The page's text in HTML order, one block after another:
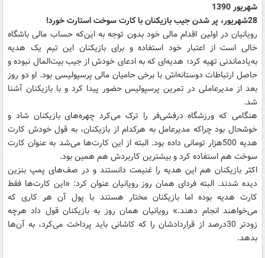
شهریور 1390
28شهریور، پر شدن جیب بازیکنان با کارت سوخت استارت خورد!
رویانیان در اولین اقدام مالی خود بدون توجه به این‌که حساب مالی باشگاه
خالی است از اعتبار خود استفاده و برای بازیکنان این تیم یک هدیه
به‌یادماندنی تهیه کرد؛ هدیه‌ای که به ادعای خودش از جیب بیت‌المال نبوده و
حاصل ارتباطات دوستانه‌اش با برخی حامیان مالی پرسپولیسی بود. او دو روز
بعد از مدیرعاملی در تمرین پرسپولیس حضور پیدا کرد و با بازیکنان آشنا
شد.
هنگامی که ورزشگاه درفشی‌فر را ترک می‌کرد چهره‌های بازیکنان شاد و
خوشحال بود چراکه مدیرعامل به هرکدام از بازیکنان، به قول خودش کارت
هدیه 500هزار تومانی داده بود. البته از این کارت‌ها می‌شد به عنوان کارت
سوخت هم استفاده کرد و بیشترین کاربردش هم همین بود.
اکثر بازیکنان هم این هدیه را غنیمت دانستند و در صف‌های پمپ بنزین
دیده شدند. البته فردای همان روز رویانیان عنوان کرد: «این کارت‌ها فقط
کارت هدیه بوده اما بازیکنان مختار هستند با پول آن هر کاری که
می‌خواهند انجام دهند.» رویانیان همان روز به بازیکنان قول داد هرچه
زودتر 30درصد از قراردادشان را که کاشانی باید پرداخت می‌کرد، به آن‌ها
بدهد.